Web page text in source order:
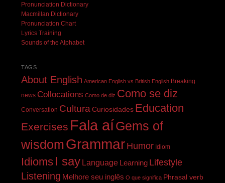
Pronunciation Dictionary
Macmillan Dictionary
Pronunciation Chart
Lyrics Training
Sounds of the Alphabet
TAGS
About English American English vs British English Breaking
news Collocations Como de diz Como se diz
Conversation Cultura Curiosidades Education
Exercises Fala aíGems of
wisdomGrammar Humor Idiom
Idioms I say Language Learning Lifestyle
Listening Melhore seu inglês O que significa Phrasal verb